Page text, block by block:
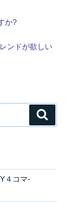
か?
ンドが欲しい
４コマ-